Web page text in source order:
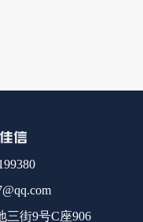
三街9号C座906